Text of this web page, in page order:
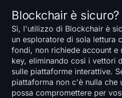
Blockchair è sicuro?
Sì, l'utilizzo di Blockchair è
un esploratore di sola lettura
fondi, non richiede account e
key, eliminando così i vettori
sulle piattaforme interattive.
piattaforma non c'è nulla che
possa compromettere per